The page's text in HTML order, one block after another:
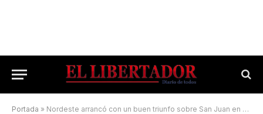
Portada » Nordeste arrancó con un buen triunfo sobre San Juan en el Argentino Juvenil